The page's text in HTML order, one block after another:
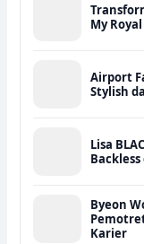
My
Airport
Stylish
Lisa
Byeon
Karier